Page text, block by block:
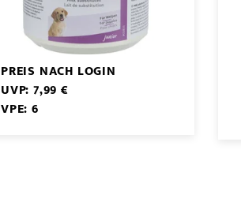
PREIS NACH LOGIN
UVP: 7,99 €
VPE: 6